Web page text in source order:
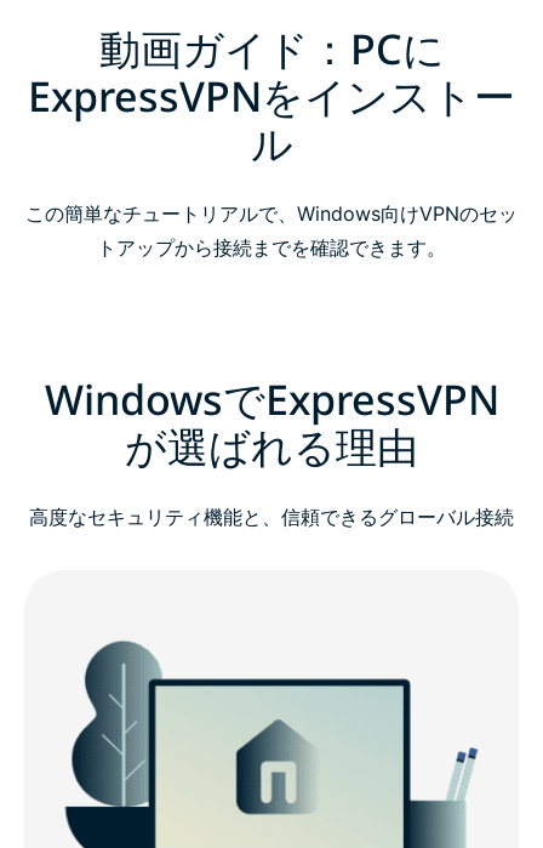
動画ガイド：PCに
ExpressVPNをインストー
ル
この簡単なチュートリアルで、Windows向けVPNのセッ
トアップから接続までを確認できます。
WindowsでExpressVPN
が選ばれる理由
高度なセキュリティ機能と、信頼できるグローバル接続